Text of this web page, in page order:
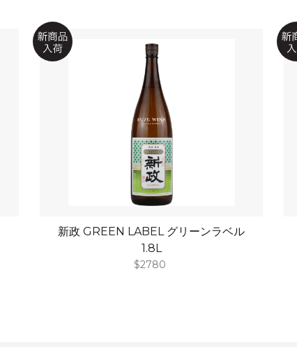
新政 GREEN LABEL グリーンラベル
1.8L
$2780